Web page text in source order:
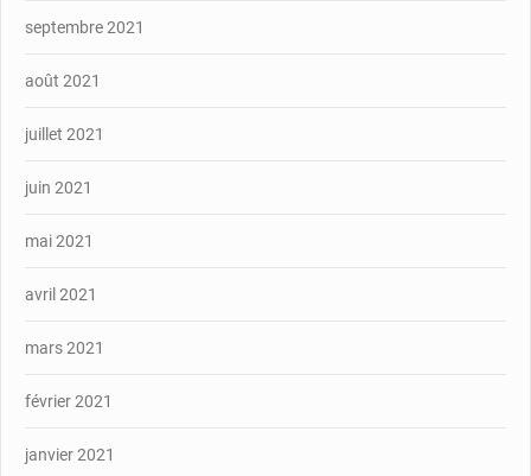
septembre 2021
août 2021
juillet 2021
juin 2021
mai 2021
avril 2021
mars 2021
février 2021
janvier 2021